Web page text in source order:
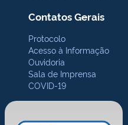
Contatos Gerais
Protocolo
Acesso à Informação
Ouvidoria
Sala de Imprensa
COVID-19